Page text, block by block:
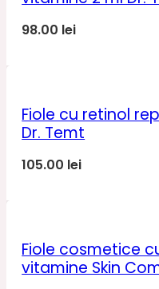
98.00 lei
Fiole cu retinol
Dr. Temt
105.00 lei
Fiole cosmetice
vitamine Skin